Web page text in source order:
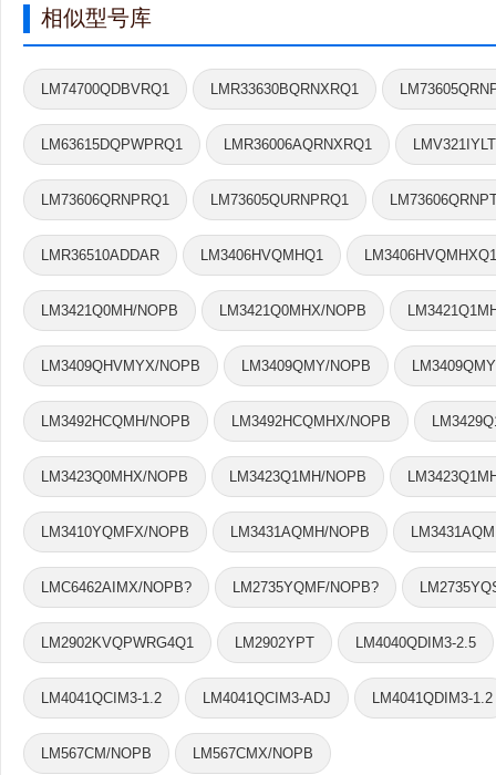
相似型号库
LM74700QDBVRQ1 LMR33630BQRNXRQ1
LM63615DQPWPRQ1 LMR36006AQRNXRQ1 LMV321IYLT
LM73606QRNPRQ1 LM73605QURNPRQ1
LMR36510ADDAR LM3406HVQMHQ1 LM3406HVQMHXQ1
LM3421Q0MH/NOPB LM3421Q0MHX/NOPB
LM3409QHVMYX/NOPB LM3409QMY/NOPB
LM3492HCQMH/NOPB LM3492HCQMHX/NOPB
LM3423Q0MHX/NOPB LM3423Q1MH/NOPB
LM3410YQMFX/NOPB LM3431AQMH/NOPB
LMC6462AIMX/NOPB? LM2735YQMF/NOPB?
LM2902KVQPWRG4Q1 LM2902YPT LM4040QDIM3-2.5
LM4041QCIM3-1.2 LM4041QCIM3-ADJ LM4041QDIM3-1.2
LM567CM/NOPB LM567CMX/NOPB